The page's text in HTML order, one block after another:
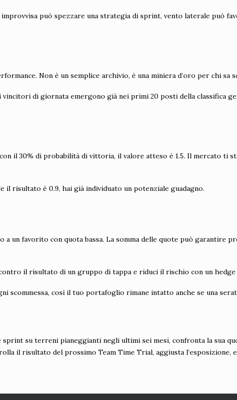
può spezzare una strategia di sprint, vento laterale può
Non è un semplice archivio, è una miniera d’oro per chi sa
di giornata emergono già nei primi 20 posti della classifica
il 30% di probabilità di vittoria, il valore atteso è 1.5. Il mercato ti
il risultato è 0.9, hai già individuato un potenziale guadagno.
a un favorito con quota bassa. La somma delle quote può garantire
il risultato di un gruppo di tappa e riduci il rischio con un
scommessa, così il tuo portafoglio rimane intatto anche se una
su terreni pianeggianti negli ultimi sei mesi, confronta la sua
il risultato del prossimo Team Time Trial, aggiusta l’esposizione,